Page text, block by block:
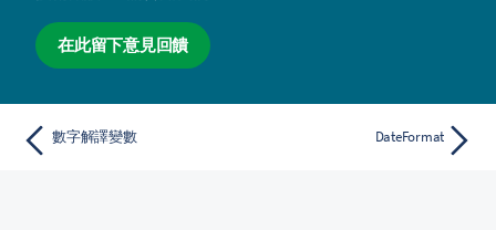
在此留下意見回饋
數字解譯變數 DateFormat